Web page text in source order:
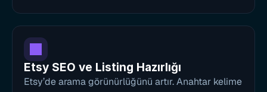
Etsy SEO ve Listing Hazırlığı
Etsy’de arama görünürlüğünü artır. Anahtar kelime